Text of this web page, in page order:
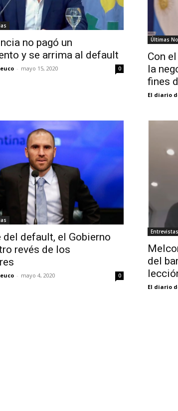
no pagó un
y se arrima al default
- mayo 15, 2020 0
Últimas
Con
la
fines
El diario
del default, el Gobierno
revés de los
- mayo 4, 2020 0
Entrevistas
del
El diario